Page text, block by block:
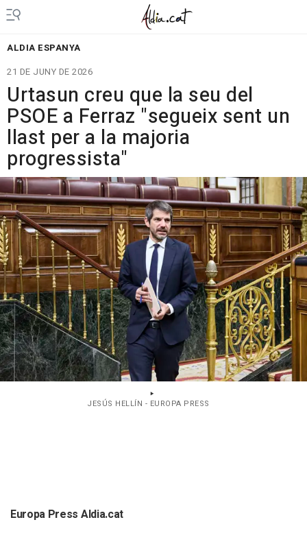
ALDIA ESPANYA
21 DE JUNY DE 2026
Urtasun creu que la seu del
PSOE a Ferraz "segueix sent un
llast per a la majoria
progressista"
JESÚS HELLÍN - EUROPA PRESS
Europa Press Aldia.cat